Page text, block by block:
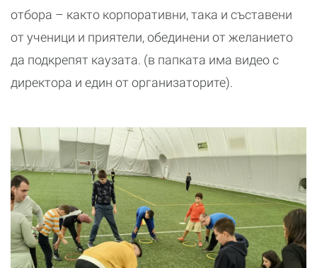
отбора – както корпоративни, така и съставени
от ученици и приятели, обединени от желанието
да подкрепят каузата. (в папката има видео с
директора и един от организаторите).